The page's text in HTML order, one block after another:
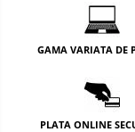
GAMA VARIATA DE
PLATA ONLINE